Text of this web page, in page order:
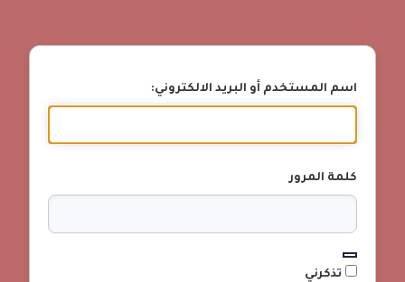
اسم المستخدم أو البريد الالكتروني:
كلمة المرور
تذكرني